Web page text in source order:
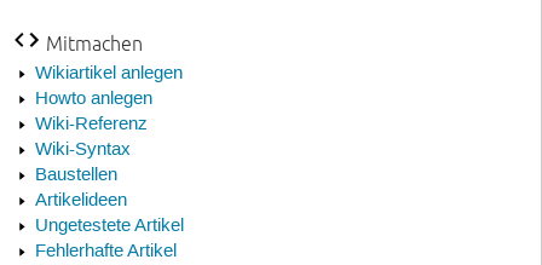
Mitmachen
Wikiartikel anlegen
Howto anlegen
Wiki-Referenz
Wiki-Syntax
Baustellen
Artikelideen
Ungetestete Artikel
Fehlerhafte Artikel